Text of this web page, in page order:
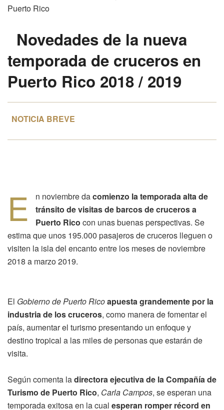
Novedades de la nueva
temporada de cruceros en
Puerto Rico 2018 / 2019
NOTICIA BREVE
E n noviembre dacomienzo la temporada alta de
tránsito de visitas de barcos de cruceros a
Puerto Rico con unas buenas perspectivas. Se
estima que unos 195.000 pasajeros de cruceros lleguen o
visiten la isla del encanto entre los meses de noviembre
2018 a marzo 2019.
El Gobierno de Puerto Ricoapuesta grandemente por la
industria de los cruceros, como manera de fomentar el
país, aumentar el turismo presentando un enfoque y
destino tropical a las miles de personas que estarán de
visita.
Según comenta ladirectora ejecutiva de la Compañía de
Turismo de Puerto Rico, Carla Campos, se esperan una
temporada exitosa en la cual esperan romper récord en